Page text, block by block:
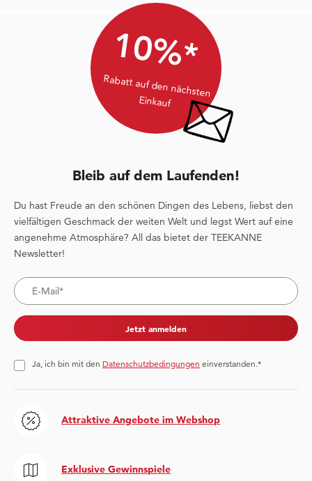
10%*
Rabatt auf den nächsten
Einkauf
Bleib auf dem Laufenden!
Du hast Freude an den schönen Dingen des Lebens, liebst den
vielfältigen Geschmack der weiten Welt und legst Wert auf eine
angenehme Atmosphäre? All das bietet der TEEKANNE
Newsletter!
Jetzt anmelden
Ja, ich bin mit den Datenschutzbedingungen einverstanden.*
Attraktive Angebote im Webshop
Exklusive Gewinnspiele